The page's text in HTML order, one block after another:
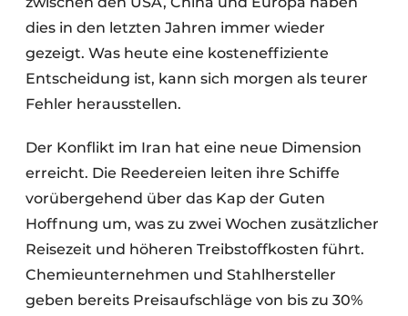
dies in den letzten Jahren immer wieder
gezeigt. Was heute eine kosteneffiziente
Entscheidung ist, kann sich morgen als teurer
Fehler herausstellen.
Der Konflikt im Iran hat eine neue Dimension
erreicht. Die Reedereien leiten ihre Schiffe
vorübergehend über das Kap der Guten
Hoffnung um, was zu zwei Wochen zusätzlicher
Reisezeit und höheren Treibstoffkosten führt.
Chemieunternehmen und Stahlhersteller
geben bereits Preisaufschläge von bis zu 30%